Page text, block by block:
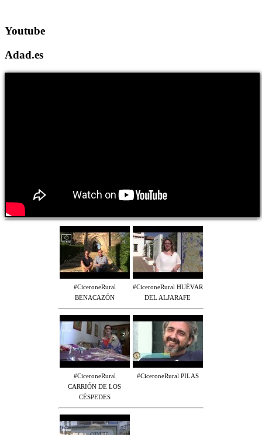
Youtube
Adad.es
#CiceroneRural
BENACAZÓN
#CiceroneRural HUÉVAR
DEL ALJARAFE
#CiceroneRural
CARRIÓN DE LOS
CÉSPEDES
#CiceroneRural PILAS